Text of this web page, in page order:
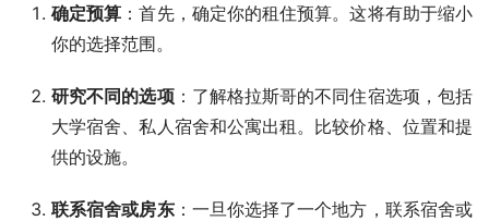
确定预算 ：首先，确定你的租住预算。这将有助于缩小
你的选择范围。
研究不同的选项：了解格拉斯哥的不同住宿选项，包括
大学宿舍、私人宿舍和公寓出租。比较价格、位置和提
供的设施。
联系宿舍或房东：一旦你选择了一个地方，联系宿舍或